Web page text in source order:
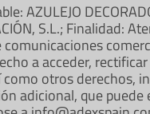
AZULEJO
S.L.; Finalidad:
a acceder,
como otros derechos,
adicional, que puede